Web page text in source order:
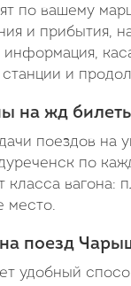
по вашему
и прибытия,
информация,
и
на жд
поездов на
по
класса вагона:
место.
поезд
удобный